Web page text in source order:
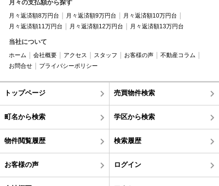
月々の支払額から探す
月々返済額8万円台 月々返済額9万円台
月々返済額10万円台
月々返済額11万円台
月々返済額12万円台 月々返済額13万円台
当社について
ホーム 会社概要 アクセス スタッフ お客様の声
不動産コラム
お問合せ
プライバシーポリシー
トップページ 売買物件検索
町名から検索 学区から検索
物件閲覧履歴 検索履歴
お客様の声 ログイン